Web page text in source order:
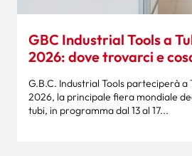
GBC Industrial Tools a
2026: dove trovarci e
G.B.C. Industrial Tools parteciperà a
2026, la principale fiera mondiale
tubi, in programma dal 13 al 17...